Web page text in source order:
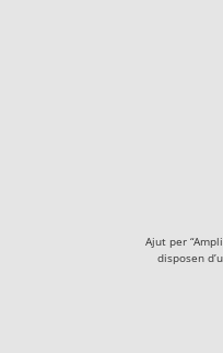
Ajut per
disposen